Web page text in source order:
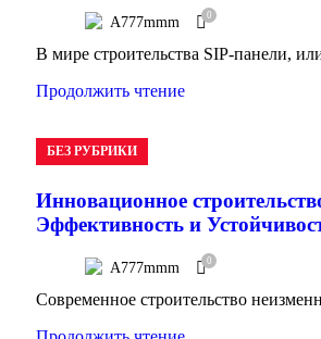
A777mmm 0
В мире строительства SIP-панели,
Продолжить чтение
БЕЗ РУБРИКИ
Инновационное
Эффективность и
A777mmm 0
Современное строительство